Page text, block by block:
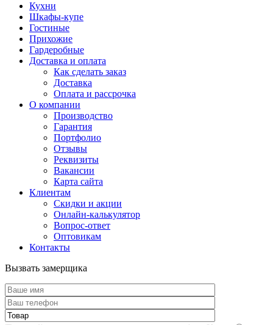
Кухни
Шкафы-купе
Гостиные
Прихожие
Гардеробные
Доставка и оплата
Как сделать заказ
Доставка
Оплата и рассрочка
О компании
Производство
Гарантия
Портфолио
Отзывы
Реквизиты
Вакансии
Карта сайта
Клиентам
Скидки и акции
Онлайн-калькулятор
Вопрос-ответ
Оптовикам
Контакты
Вызвать замерщика